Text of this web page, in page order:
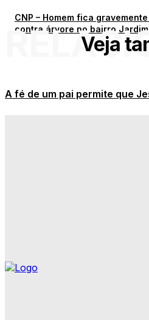
CNP – Homem fica
contra árvore no bairro
Veja
A fé de um pai permite que